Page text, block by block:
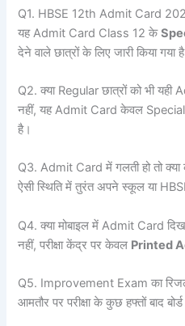
Q1. HBSE 12th Admit Card
यह Admit Card Class 12 के
देने वाले छात्रों के लिए जारी किया गया
Q2. क्या Regular छात्रों को भी यही
नहीं, यह Admit Card केवल
है।
Q3. Admit Card में गलती हो तो क्या
ऐसी स्थिति में तुरंत अपने स्कूल या
Q4. क्या मोबाइल में Admit Card
नहीं, परीक्षा केंद्र पर केवल Printed
Q5. Improvement Exam का
आमतौर पर परीक्षा के कुछ हफ्तों बाद बोर्ड